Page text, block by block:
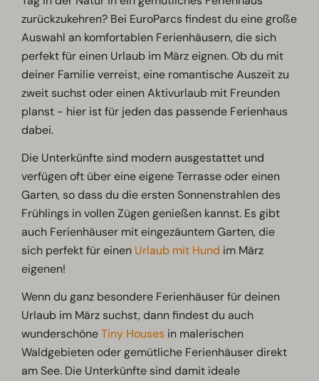
zurückzukehren? Bei EuroParcs findest du eine große
Auswahl an komfortablen Ferienhäusern, die sich
perfekt für einen Urlaub im März eignen. Ob du mit
deiner Familie verreist, eine romantische Auszeit zu
zweit suchst oder einen Aktivurlaub mit Freunden
planst - hier ist für jeden das passende Ferienhaus
dabei.
Die Unterkünfte sind modern ausgestattet und
verfügen oft über eine eigene Terrasse oder einen
Garten, so dass du die ersten Sonnenstrahlen des
Frühlings in vollen Zügen genießen kannst. Es gibt
auch Ferienhäuser mit eingezäuntem Garten, die
sich perfekt für einen Urlaub mit Hund im März
eigenen!
Wenn du ganz besondere Ferienhäuser für deinen
Urlaub im März suchst, dann findest du auch
wunderschöneTiny Houses in malerischen
Waldgebieten oder gemütliche Ferienhäuser direkt
am See. Die Unterkünfte sind damit ideale